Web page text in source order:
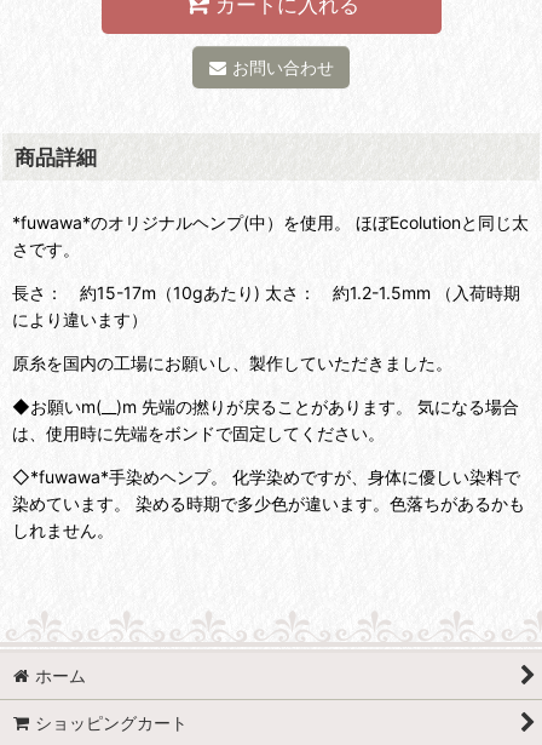
お問い合わせ
商品詳細
*fuwawa*のオリジナルヘンプ(中）を使用。 ほぼEcolutionと同じ太
さです。
長さ： 約15-17m（10gあたり) 太さ： 約1.2-1.5mm （入荷時期
により違います）
原糸を国内の工場にお願いし、製作していただきました。
◆お願いm(__)m 先端の撚りが戻ることがあります。 気になる場合
は、使用時に先端をボンドで固定してください。
◇*fuwawa*手染めヘンプ。 化学染めですが、身体に優しい染料で
染めています。 染める時期で多少色が違います。色落ちがあるかも
しれません。
ホーム
ショッピングカート